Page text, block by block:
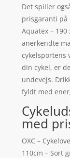
Det spiller
prisgaranti på
Aquatex –
anerkendte
cykelsportens
din cykel, er
undevejs.
fyldt med
med
OXC –
110cm – Sort